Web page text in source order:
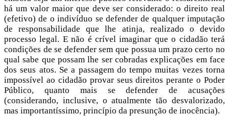
há um valor maior que deve ser considerado: o direito real
(efetivo) de o indivíduo se defender de qualquer imputação
de responsabilidade que lhe atinja, realizado o devido
processo legal. E não é crível imaginar que o cidadão terá
condições de se defender sem que possua um prazo certo no
qual sabe que possam lhe ser cobradas explicações em face
dos seus atos. Se a passagem do tempo muitas vezes torna
impossível ao cidadão provar seus direitos perante o Poder
Público, quanto mais se defender de acusações
(considerando, inclusive, o atualmente tão desvalorizado,
mas importantíssimo, princípio da presunção de inocência).